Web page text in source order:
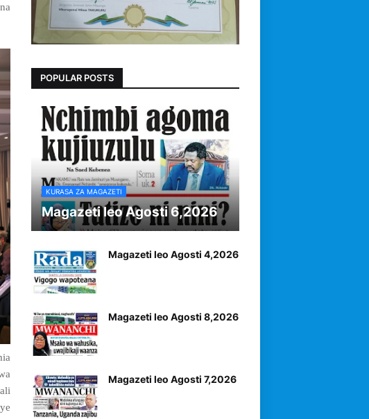
POPULAR POSTS
KURASA ZA MAGAZETI
Magazeti leo Agosti 6,2026
Magazeti leo Agosti 4,2026
Magazeti leo Agosti 8,2026
Magazeti leo Agosti 7,2026